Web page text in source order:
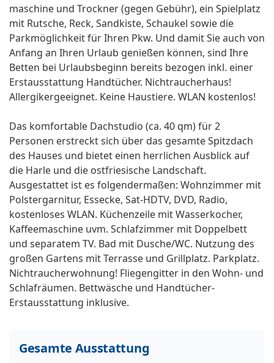
maschine und Trockner (gegen Gebühr), ein Spielplatz
mit Rutsche, Reck, Sandkiste, Schaukel sowie die
Parkmöglichkeit für Ihren Pkw. Und damit Sie auch von
Anfang an Ihren Urlaub genießen können, sind Ihre
Betten bei Urlaubsbeginn bereits bezogen inkl. einer
Erstausstattung Handtücher. Nichtraucherhaus!
Allergikergeeignet. Keine Haustiere. WLAN kostenlos!
Das komfortable Dachstudio (ca. 40 qm) für 2
Personen erstreckt sich über das gesamte Spitzdach
des Hauses und bietet einen herrlichen Ausblick auf
die Harle und die ostfriesische Landschaft.
Ausgestattet ist es folgendermaßen: Wohnzimmer mit
Polstergarnitur, Essecke, Sat-HDTV, DVD, Radio,
kostenloses WLAN. Küchenzeile mit Wasserkocher,
Kaffeemaschine uvm. Schlafzimmer mit Doppelbett
und separatem TV. Bad mit Dusche/WC. Nutzung des
großen Gartens mit Terrasse und Grillplatz. Parkplatz.
Nichtraucherwohnung! Fliegengitter in den Wohn- und
Schlafräumen. Bettwäsche und Handtücher-
Erstausstattung inklusive.
Gesamte Ausstattung